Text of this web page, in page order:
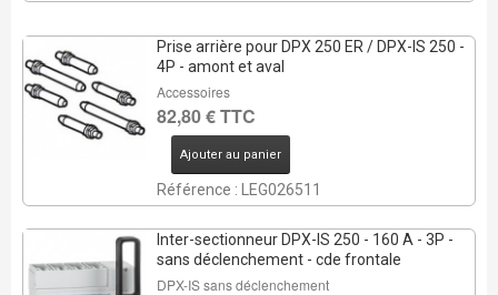
Prise arrière pour DPX 250 ER / DPX-IS 250 -
4P - amont et aval
Accessoires
82,80 € TTC
Ajouter au panier
Référence : LEG026511
Inter-sectionneur DPX-IS 250 - 160 A - 3P -
sans déclenchement - cde frontale
DPX-IS sans déclenchement